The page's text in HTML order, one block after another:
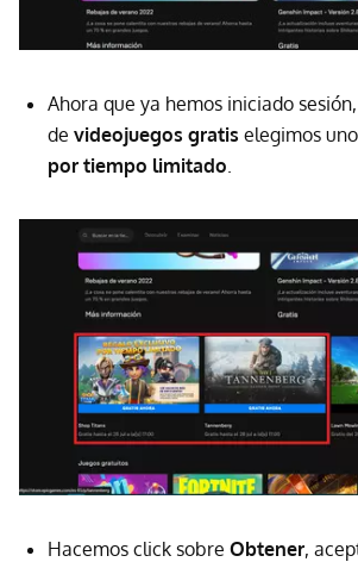
Ahora que ya hemos iniciado
de videojuegos gratis elegimos
por tiempo limitado
Hacemos click sobre Obtener,